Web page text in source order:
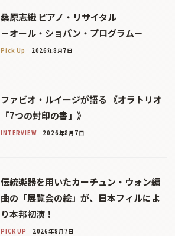
桑原志織 ピアノ・リサイタル
－オール・ショパン・プログラム－
Pick Up 2026年8月7日
ファビオ・ルイージが語る 《オラトリオ
「7つの封印の書」》
INTERVIEW 2026年8月7日
伝統楽器を用いたカーチュン・ウォン編
曲の「展覧会の絵」が、日本フィルによ
り本邦初演！
PICK UP 2026年8月7日